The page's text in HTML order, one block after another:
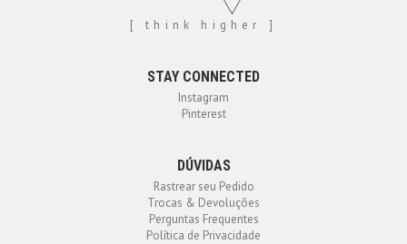
[ think higher ]
STAY CONNECTED
Instagram
Pinterest
DÚVIDAS
Rastrear seu Pedido
Trocas & Devoluções
Perguntas Frequentes
Política de Privacidade